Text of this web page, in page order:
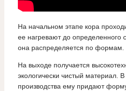
На начальном этапе кора
ее нагревают до определенного
она распределяется по формам.
На выходе получается
экологически чистый материал.
производства ему придают